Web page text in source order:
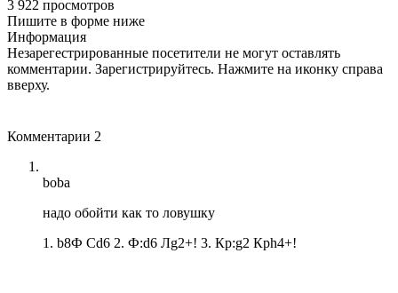
3 922 просмотров
Пишите в форме ниже
Информация
Незарегестрированные посетители не могут оставлять
комментарии. Зарегистрируйтесь. Нажмите на иконку справа
вверху.
Комментарии 2
boba
надо обойти как то ловушку
1. b8Ф Cd6 2. Ф:d6 Лg2+! 3. Кр:g2 Крh4+!